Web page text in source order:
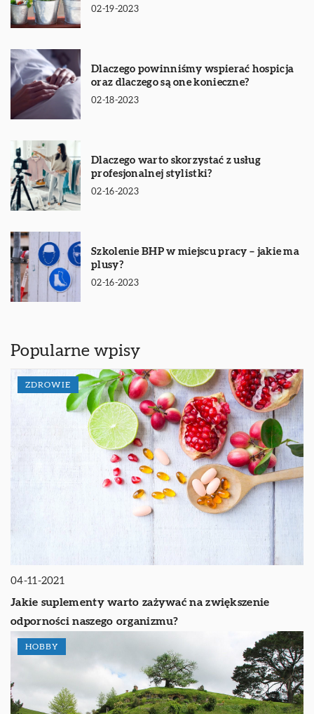
02-19-2023
Dlaczego powinniśmy wspierać hospicja
oraz dlaczego są one konieczne?
02-18-2023
Dlaczego warto skorzystać z usług
profesjonalnej stylistki?
02-16-2023
Szkolenie BHP w miejscu pracy – jakie ma
plusy?
02-16-2023
Popularne wpisy
ZDROWIE
04-11-2021
Jakie suplementy warto zażywać na zwiększenie
odporności naszego organizmu?
HOBBY